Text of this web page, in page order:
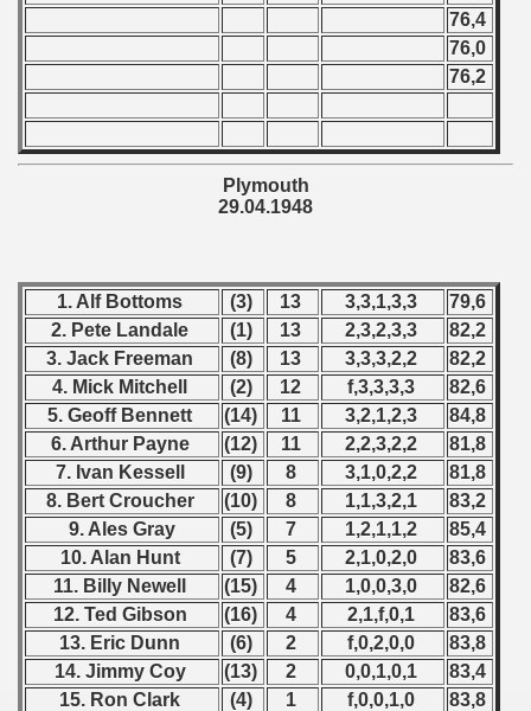
76,4
76,0
76,2
Plymouth
29.04.1948
1. Alf Bottoms (3) 13 3,3,1,3,3
79,6
2. Pete Landale
(1) 13 2,3,2,3,3
82,2
3. Jack Freeman
(8) 13 3,3,3,2,2
82,2
4. Mick Mitchell
(2) 12 f,3,3,3,3
82,6
5. Geoff Bennett
(14) 11 3,2,1,2,3
84,8
6. Arthur Payne
(12) 11 2,2,3,2,2
81,8
7. Ivan Kessell
(9) 8 3,1,0,2,2
81,8
8. Bert Croucher
(10) 8 1,1,3,2,1
83,2
9. Ales Gray
(5) 7 1,2,1,1,2
85,4
10. Alan Hunt
(7) 5 2,1,0,2,0
83,6
11. Billy Newell
(15) 4 1,0,0,3,0
82,6
12. Ted Gibson
(16) 4 2,1,f,0,1
83,6
13. Eric Dunn
(6) 2 f,0,2,0,0
83,8
14. Jimmy Coy
(13) 2 0,0,1,0,1
83,4
15. Ron Clark
(4) 1 f,0,0,1,0
83,8
- 2004
- 2008
- 2009
- 2010
- 2011
- 2012
- 2013
- 2014
- 2015